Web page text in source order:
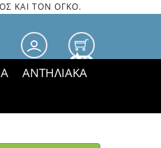
ΚΑΙ ΤΟΝ ΟΓΚΟ.
0.00
ΑΝΤΗΛΙΑΚΑ